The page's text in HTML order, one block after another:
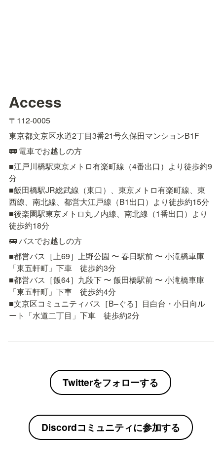
Access
〒112-0005
東京都文京区水道2丁目3番21号久保田マンションB1F
🚃 電車でお越しの方
■江戸川橋駅東京メトロ有楽町線（4番出口）より徒歩約9
分
■飯田橋駅JR総武線（東口）、東京メトロ有楽町線、東
西線、南北線、都営大江戸線（B1出口）より徒歩約15分
■後楽園駅東京メトロ丸ノ内線、南北線（1番出口）より
徒歩約18分
🚌 バスでお越しの方
■都営バス［上69］上野公園 〜 春日駅前 〜 小滝橋車庫
「東五軒町」下車　徒歩約3分
■都営バス［飯64］九段下 〜 飯田橋駅前 〜 小滝橋車庫
「東五軒町」下車　徒歩約4分
■文京区コミュニティバス［B–ぐる］目白台・小日向ル
ート「水道二丁目」下車　徒歩約2分
Twitterをフォローする
Discordコミュニティに参加する